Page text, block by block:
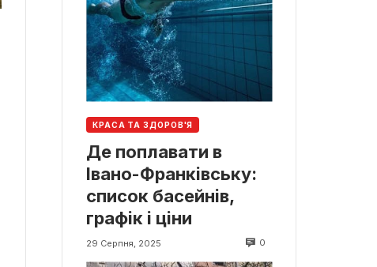
КРАСА ТА ЗДОРОВ'Я
Де поплавати в
Івано-Франківську:
список басейнів,
графік і ціни
29 Серпня, 2025 0